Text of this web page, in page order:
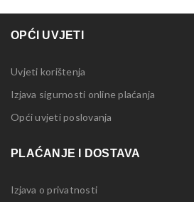
OPĆI UVJETI
Uvjeti korištenja
Izjava sigurnosti online plaćanja
Opći uvjeti poslovanja
PLAĆANJE I DOSTAVA
Izjava o privatnosti